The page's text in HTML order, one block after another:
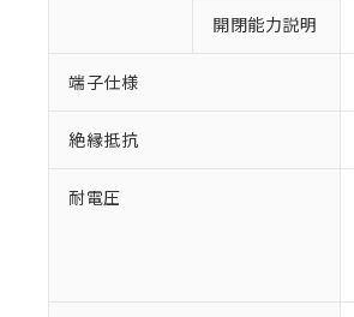
開閉能力説明
端子仕様
絶縁抵抗
耐電圧